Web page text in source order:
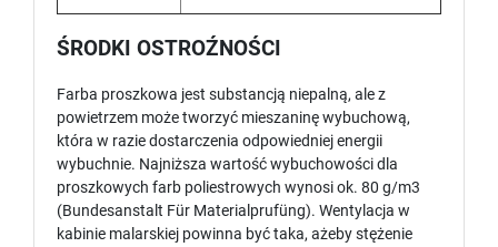
ŚRODKI OSTROŹNOŚCI
Farba proszkowa jest substancją niepalną, ale z
powietrzem może tworzyć mieszaninę wybuchową,
która w razie dostarczenia odpowiedniej energii
wybuchnie. Najniższa wartość wybuchowości dla
proszkowych farb poliestrowych wynosi ok. 80 g/m3
(Bundesanstalt Für Materialprufüng). Wentylacja w
kabinie malarskiej powinna być taka, ażeby stężenie